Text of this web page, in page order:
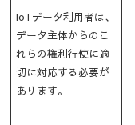
IoTデータ利用者は、
データ主体からのこ
れらの権利行使に適
切に対応する必要が
あります。